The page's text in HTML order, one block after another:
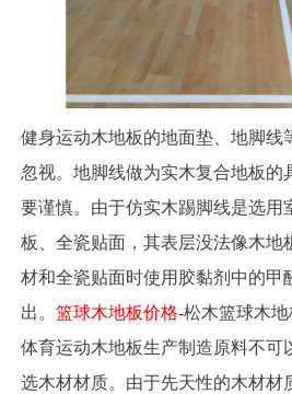
健身运动木地板的地面垫、地脚线
忽视。地脚线做为实木复合地板的
要谨慎。由于仿实木踢脚线是选用
板、全瓷贴面，其表层没法像木地
材和全瓷贴面时使用胶黏剂中的甲
出。 篮球木地板价格-松木篮球木地
体育运动木地板生产制造原料不可
选木材材质。由于先天性的木材材